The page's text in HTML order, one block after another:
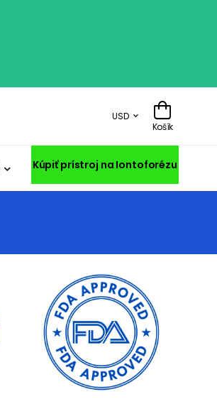
USD
Košík
Kúpiť prístroj na Iontoforézu